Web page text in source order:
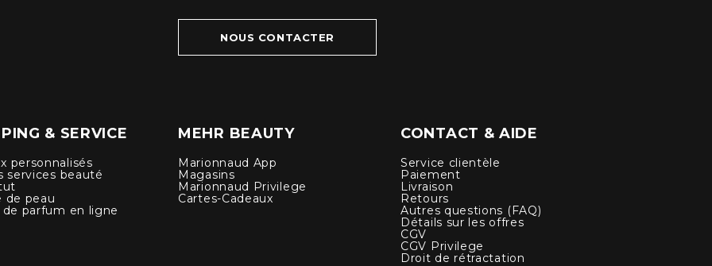
NOUS CONTACTER
& SERVICE
personnalisés
services beauté
de peau
de parfum en ligne
MEHR BEAUTY
Marionnaud App
Magasins
Marionnaud Privilege
Cartes-Cadeaux
CONTACT & AIDE
Service clientèle
Paiement
Livraison
Retours
Autres questions (FAQ)
Détails sur les offres
CGV
CGV Privilege
Droit de rétractation